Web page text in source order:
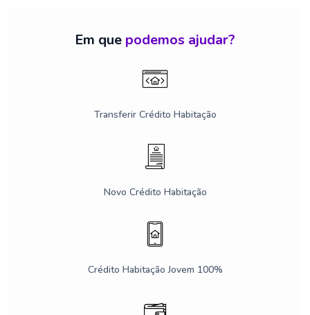
Em que podemos ajudar?
Transferir Crédito Habitação
Novo Crédito Habitação
Crédito Habitação Jovem 100%